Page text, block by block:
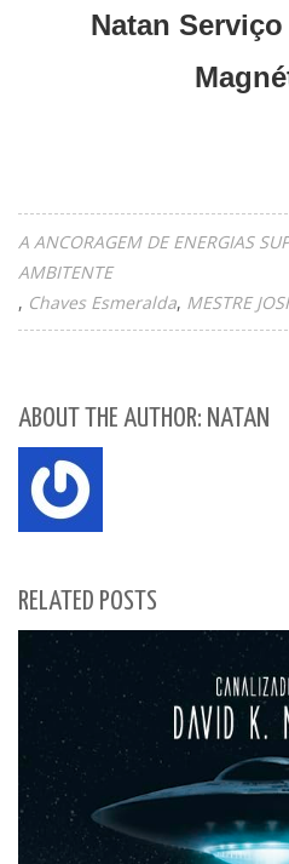
Natan
A ANCORAGEM DE ENERGIAS
AMBITENTE
Chaves Esmeralda MESTRE
ABOUT THE AUTHOR: NATAN
RELATED POSTS